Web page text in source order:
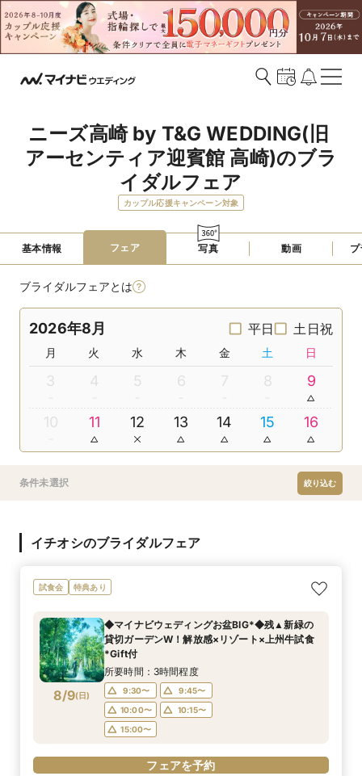
ニーズ高崎 by T&G WEDDING(旧
アーセンティア迎賓館 高崎)のブラ
イダルフェア
カップル応援キャンペーン対象
基本情報 フェア 写真 動画
ブライダルフェアとは
2026年8月 平日 土日祝
月 火 水 木 金 土 日
3 4 5 6 7 8 9
10 11 12 13 14 15 16
条件未選択 絞り込む
イチオシのブライダルフェア
試食会 特典あり
8/9(日)
◆マイナビウェディングお盆BIG*◆残▲新緑の
貸切ガーデンW！解放感×リゾート×上州牛試食
*Gift付
所要時間：3時間程度
9:30〜
9:45〜
10:00〜
10:15〜
15:00〜
フェアを予約